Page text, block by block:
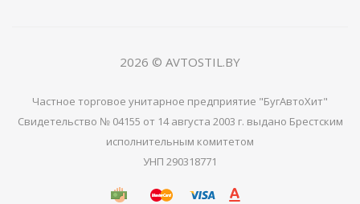
2026 © AVTOSTIL.BY
Частное торговое унитарное предприятие "БугАвтоХит"
Свидетельство № 04155 от 14 августа 2003 г. выдано Брестским
исполнительным комитетом
УНП 290318771